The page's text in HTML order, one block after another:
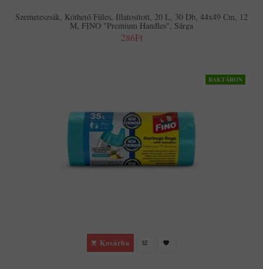
Szemeteszsák, Köthető Füles, Illatosított, 20 L, 30 Db, 44x49 Cm, 12
Μ, FINO "Premium Handles", Sárga
286Ft
RAKTÁRON
Kosárba